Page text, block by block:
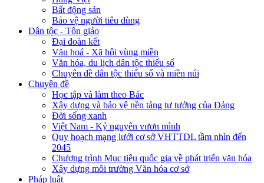
Bất động sản
Bảo vệ người tiêu dùng
Dân tộc - Tôn giáo
Đại đoàn kết
Văn hoá - Xã hội vùng miền
Văn hóa, du lịch dân tộc thiểu số
Chuyên đề dân tộc thiểu số và miền núi
Chuyên đề
Học tập và làm theo Bác
Xây dựng và bảo vệ nền tảng tư tưởng của Đảng
Đời sống xanh
Việt Nam - Kỷ nguyên vươn mình
Quy hoạch mạng lưới cơ sở VHTTDL tầm nhìn đến
2045
Chương trình Mục tiêu quốc gia về phát triển văn hóa
Xây dựng môi trường Văn hóa cơ sở
Pháp luật